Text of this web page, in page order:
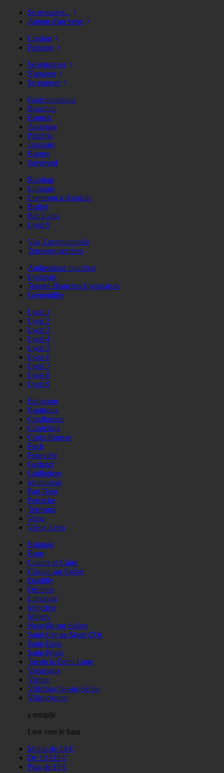
Se restaurer...
Autour d'un verre
Confort
Pratique
Se retrouver
S'amuser
Se reposer
Gastronomique
Bouchon
Brunch
Asiatique
Pizzéria
Japonais
Burger
Savoyard
Rooftop
Libanais
Livraison à domicile
Buffet
Bar à vins
Lyon 9
Vue Exceptionnelle
Terrasses secrètes
Authentique bouchon
Lyonnais
Toques Blanches Lyonnaises
Grenouilles
Lyon 1
Lyon 2
Lyon 3
Lyon 4
Lyon 5
Lyon 6
Lyon 7
Lyon 8
Lyon 9
Bellecour
Brotteaux
Confluence
Cordeliers
Croix-Rousse
Foch
Fourvière
Gerland
Guillotière
Monplaisir
Part Dieu
Perrache
Terreaux
Vaise
Vieux Lyon
Brignais
Bron
Caluire et Cuire
Chalon sur Saône
Dardilly
Décines
Limonest
Meyzieu
Millery
Neuville sur Saône
Saint Cyr au Mont d'Or
Saint Fons
Saint Priest
Tassin la Demi Lune
Vénisseux
Vienne
Villefranche-sur-Saône
Villeurbanne
a remplir
Lien vers le haut
Moins de 10 €
De 10 à15 €
Plus de 15 €